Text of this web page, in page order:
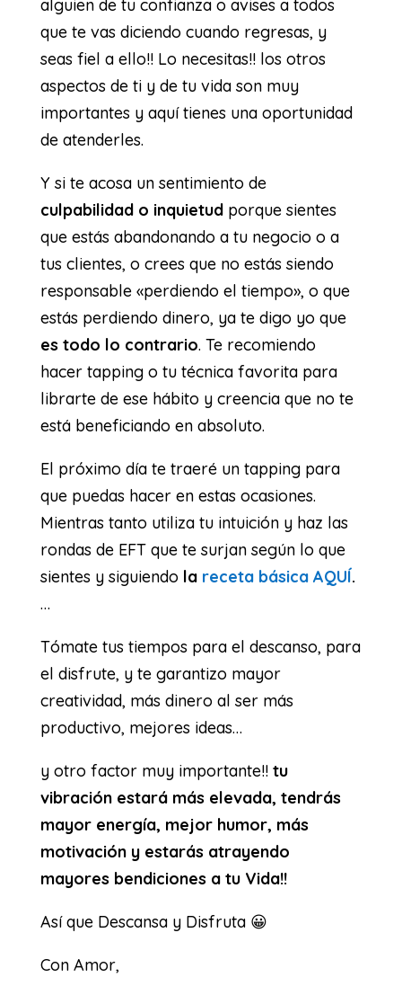
alguien de tu confianza o avises a todos
que te vas diciendo cuando regresas, y
seas fiel a ello!! Lo necesitas!! los otros
aspectos de ti y de tu vida son muy
importantes y aquí tienes una oportunidad
de atenderles.
Y si te acosa un sentimiento de
culpabilidad o inquietudporque sientes
que estás abandonando a tu negocio o a
tus clientes, o crees que no estás siendo
responsable «perdiendo el tiempo», o que
estás perdiendo dinero, ya te digo yo que
es todo lo contrario. Te recomiendo
hacer tapping o tu técnica favorita para
librarte de ese hábito y creencia que no te
está beneficiando en absoluto.
El próximo día te traeré un tapping para
que puedas hacer en estas ocasiones.
Mientras tanto utiliza tu intuición y haz las
rondas de EFT que te surjan según lo que
sientes y siguiendo la receta básica AQUÍ.
…
Tómate tus tiempos para el descanso, para
el disfrute, y te garantizo mayor
creatividad, más dinero al ser más
productivo, mejores ideas…
y otro factor muy importante!!tu
vibración estará más elevada, tendrás
mayor energía, mejor humor, más
motivación y estarás atrayendo
mayores bendiciones a tu Vida!!
Así que Descansa y Disfruta 😀
Con Amor,